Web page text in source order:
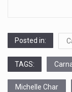
Posted in:
TAGS:
Michelle Char